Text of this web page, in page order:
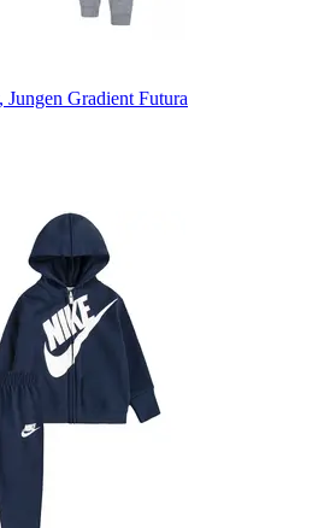
Gradient Futura